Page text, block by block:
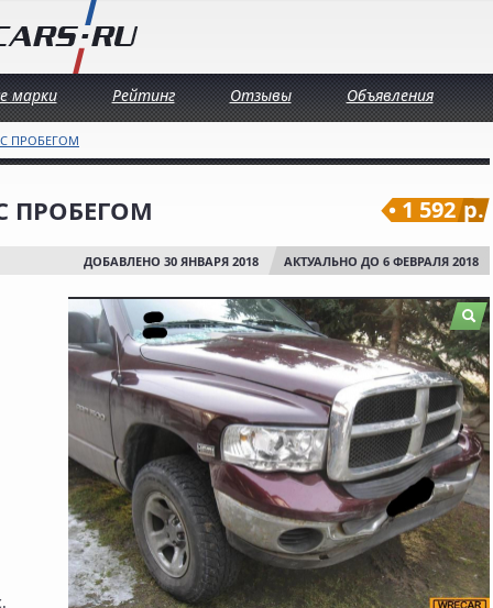
марки Рейтинг Отзывы Объявления
ПРОБЕГОМ
С ПРОБЕГОМ 1 592 р.
ДОБАВЛЕНО 30 ЯНВАРЯ 2018 АКТУАЛЬНО ДО 6 ФЕВРАЛЯ 2018